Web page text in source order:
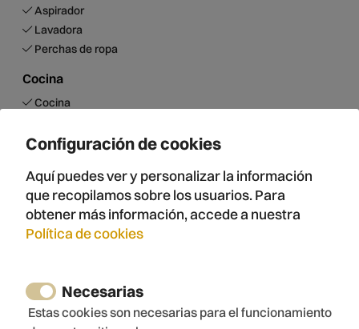
Aspirador
Lavadora
Perchas de ropa
Cocina
Cocina
Microondas
Congelador
Lavaplatos
Cafetera
Cafetera DolceGusto
Vajilla
Bandeja para horno
Configuración de cookies
Aquí puedes ver y personalizar la información
que recopilamos sobre los usuarios. Para
obtener más información, accede a nuestra
Política de cookies
Necesarias
Estas cookies son necesarias para el funcionamiento